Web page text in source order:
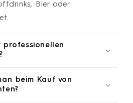
Bier oder
beim Kauf von